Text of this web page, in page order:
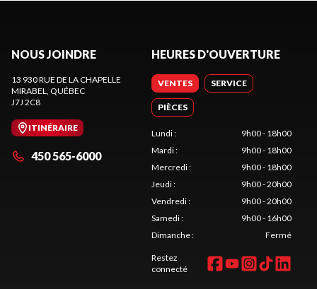
NOUS JOINDRE
13 930 RUE DE LA CHAPELLE
MIRABEL
, QUÉBEC
J7J 2C8
ITINÉRAIRE
450 565-6000
HEURES D'OUVERTURE
VENTES SERVICE
PIÈCES
Lundi:
9h00 - 18h00
Mardi:
9h00 - 18h00
Mercredi:
9h00 - 18h00
Jeudi:
9h00 - 20h00
Vendredi:
9h00 - 20h00
Samedi:
9h00 - 16h00
Dimanche: Fermé
Restez
connecté